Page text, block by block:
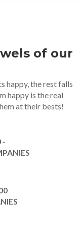
of our
happy, the rest falls
happy is the real
at their bests!
-